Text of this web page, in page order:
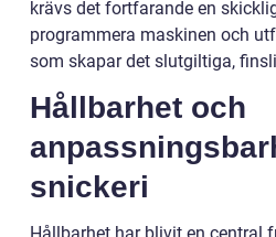
krävs det fortfarande en
programmera maskinen och
som skapar det slutgiltiga,
Hållbarhet och
snickeri